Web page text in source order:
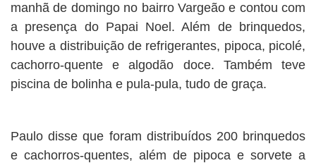
manhã de domingo no bairro Vargeão e contou com
a presença do Papai Noel. Além de brinquedos,
houve a distribuição de refrigerantes, pipoca, picolé,
cachorro-quente e algodão doce. Também teve
piscina de bolinha e pula-pula, tudo de graça.
Paulo disse que foram distribuídos 200 brinquedos
e cachorros-quentes, além de pipoca e sorvete a